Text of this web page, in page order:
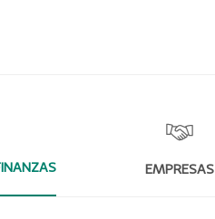
EMPRESAS